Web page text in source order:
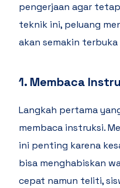
pengerjaan agar
teknik ini, peluang
akan semakin terbuka
1. Membaca
Langkah pertama
membaca instruksi.
ini penting karena
bisa menghabiskan
cepat namun teliti,